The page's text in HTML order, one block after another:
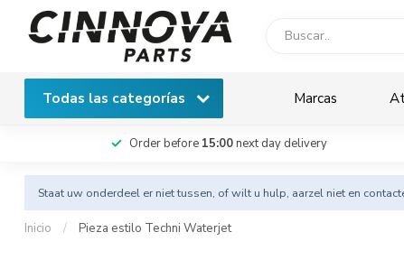
Todas las categorías Marcas
Order before 15:00next day delivery
Staat uw onderdeel er niet tussen, of wilt u hulp, aarzel niet en
Inicio / Pieza estilo Techni Waterjet